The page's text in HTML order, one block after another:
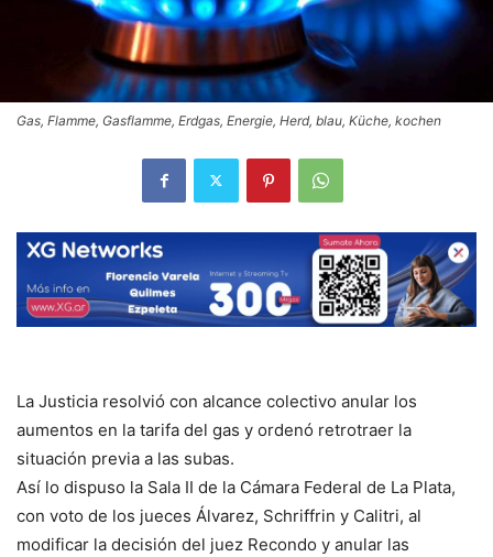
Gas, Flamme, Gasflamme, Erdgas, Energie, Herd, blau, Küche, kochen
La Justicia resolvió con alcance colectivo anular los
aumentos en la tarifa del gas y ordenó retrotraer la
situación previa a las subas.
Así lo dispuso la Sala II de la Cámara Federal de La Plata,
con voto de los jueces Álvarez, Schriffrin y Calitri, al
modificar la decisión del juez Recondo y anular las